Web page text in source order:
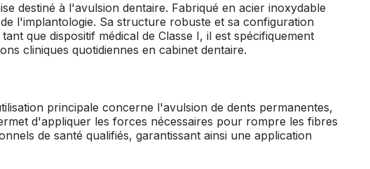
destiné à l'avulsion dentaire. Fabriqué en acier inoxydable
l'implantologie. Sa structure robuste et sa configuration
que dispositif médical de Classe I, il est spécifiquement
cliniques quotidiennes en cabinet dentaire.
principale concerne l'avulsion de dents permanentes,
d'appliquer les forces nécessaires pour rompre les fibres
de santé qualifiés, garantissant ainsi une application